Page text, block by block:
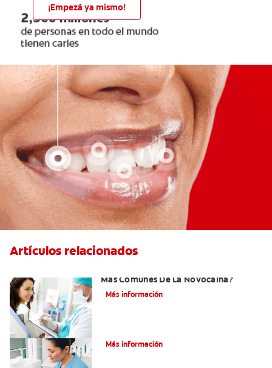
¡Empezá ya mismo!
Artículos relacionados
Más Comunes De La Novocaína?
Más información
Más información